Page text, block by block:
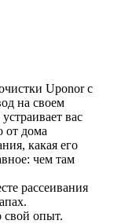
Uponor с
на своем
вас
от дома
какая его
чем там
рассеивания
свой опыт.